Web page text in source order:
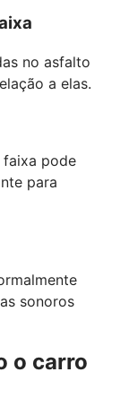
no asfalto
a elas.
faixa pode
para
sonoros
o carro